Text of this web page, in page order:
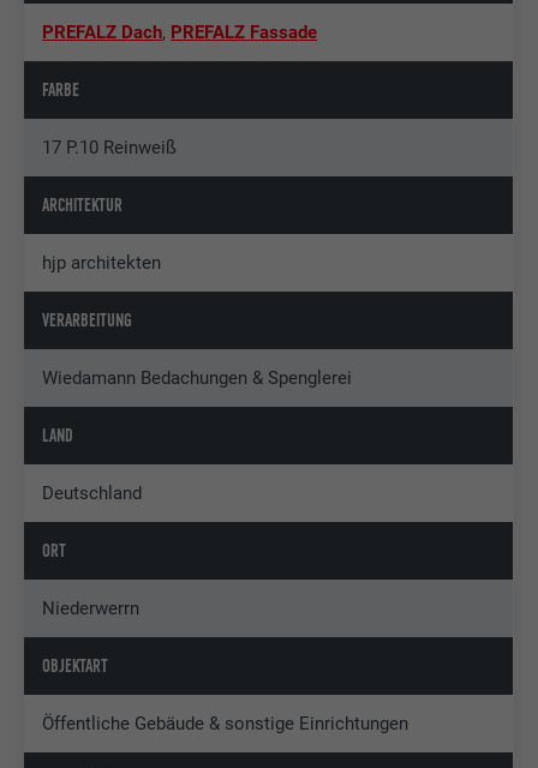
PREFALZ Dach, PREFALZ Fassade
FARBE
17 P.10 Reinweiß
ARCHITEKTUR
hjp architekten
VERARBEITUNG
Wiedamann Bedachungen & Spenglerei
LAND
Deutschland
ORT
Niederwerrn
OBJEKTART
Öffentliche Gebäude & sonstige Einrichtungen